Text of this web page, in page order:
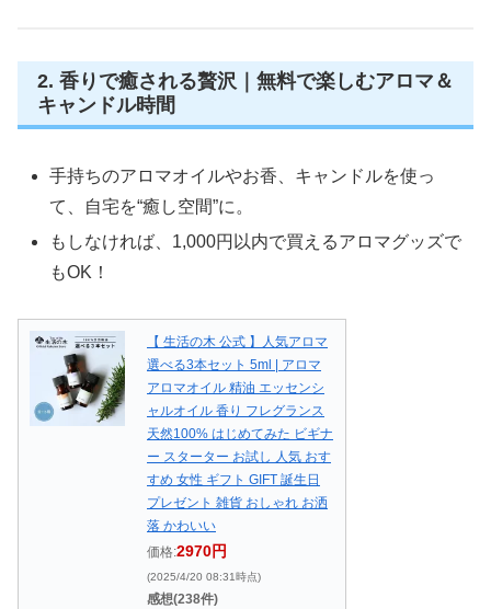
2. 香りで癒される贅沢｜無料で楽しむアロマ＆
キャンドル時間
手持ちのアロマオイルやお香、キャンドルを使っ
て、自宅を“癒し空間”に。
もしなければ、1,000円以内で買えるアロマグッズで
もOK！
【 生活の木 公式 】人気アロマ
選べる3本セット 5ml | アロマ
アロマオイル 精油 エッセンシ
ャルオイル 香り フレグランス
天然100% はじめてみた ビギナ
ー スターター お試し 人気 おす
すめ 女性 ギフト GIFT 誕生日
プレゼント 雑貨 おしゃれ お洒
落 かわいい
価格:2970円
(2025/4/20 08:31時点)
感想(238件)